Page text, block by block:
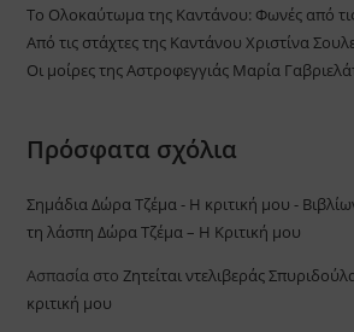
Το Ολοκαύτωμα της Καντάνου: Φωνές από
Από τις στάχτες της Καντάνου Χριστίνα
Οι μοίρες της Αστροφεγγιάς Μαρία
Πρόσφατα σχόλια
Σημάδια Δώρα Τζέμα - Η κριτική μου -
τη λάσπη Δώρα Τζέμα – Η Κριτική μου
Ασπασία στοΖητείται ντελιβεράς
κριτική μου